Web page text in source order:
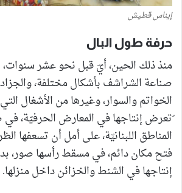
إيناس قطيش
حرفة طول البال
منذ ذلك الحين، أيّ قبل نحو عشر
صناعة الشراشف بأشكال مختلفة،
الخواتم والسوار، وغيرها من الأشغال
ّتعرض إنتاجها في المعارض الحرفيّة،
المناطق اللبنانيّة، على أمل أن تسعفها
فتح مكان دائم، في مسقط رأسها صور،
إنتاجها في الشنط والخزائن داخل منزلها.